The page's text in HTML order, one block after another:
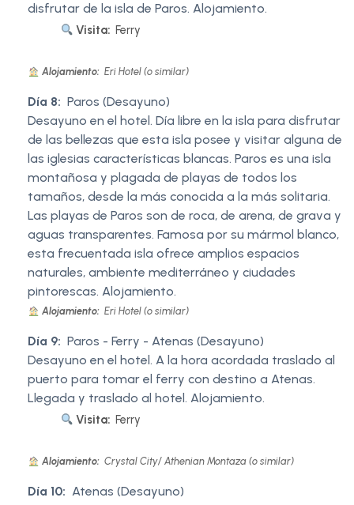
disfrutar de la isla de Paros. Alojamiento.
Visita: Ferry
Alojamiento: Eri Hotel (o similar)
Día 8: Paros (Desayuno)
Desayuno en el hotel. Día libre en la isla para disfrutar
de las bellezas que esta isla posee y visitar alguna de
las iglesias características blancas. Paros es una isla
montañosa y plagada de playas de todos los
tamaños, desde la más conocida a la más solitaria.
Las playas de Paros son de roca, de arena, de grava y
aguas transparentes. Famosa por su mármol blanco,
esta frecuentada isla ofrece amplios espacios
naturales, ambiente mediterráneo y ciudades
pintorescas. Alojamiento.
Alojamiento: Eri Hotel (o similar)
Día 9: Paros - Ferry - Atenas (Desayuno)
Desayuno en el hotel. A la hora acordada traslado al
puerto para tomar el ferry con destino a Atenas.
Llegada y traslado al hotel. Alojamiento.
Visita: Ferry
Alojamiento: Crystal City/ Athenian Montaza (o similar)
Día 10: Atenas (Desayuno)